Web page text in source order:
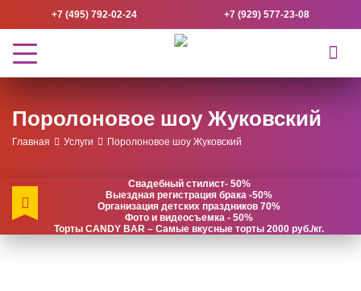
+7 (495) 792-02-24 +7 (929) 577-23-08
Поролоновое шоу Жуковский
Главная Услуги Поролоновое шоу Жуковский
Свадебный стилист- 50%
Выездная регистрация брака -50%
Организация детских праздников 70%
Фото и видеосъемка - 50%
Торты CANDY BAR – Самые вкусные торты 2000 руб./кг.